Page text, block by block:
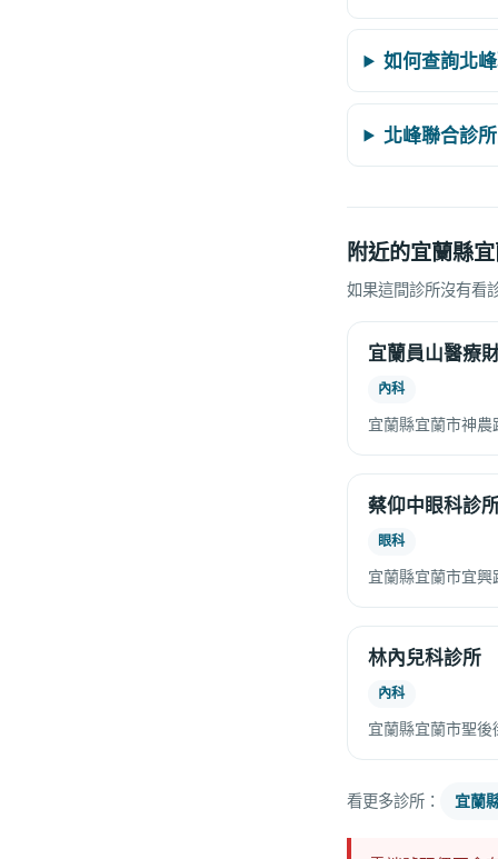
如何查詢北
北峰聯合診
附近的宜蘭縣
如果這間診所沒有看
宜蘭員山醫療
內科
宜蘭縣宜蘭市神農
蔡仰中眼科診
眼科
宜蘭縣宜蘭市宜興
林內兒科診所
內科
宜蘭縣宜蘭市聖後
看更多診所： 宜蘭